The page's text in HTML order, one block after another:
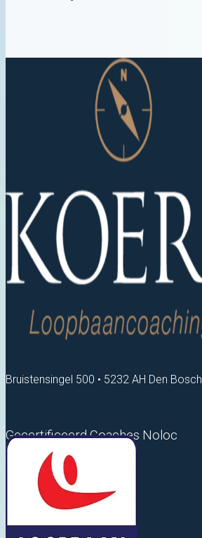
Bruistensingel 500 • 5232 AH Den Bosch
Gecertificeerd Coaches Noloc